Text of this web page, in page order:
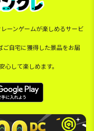
ーンゲームが楽しめるサービ
自宅に獲得した景品をお届
して楽しめます。